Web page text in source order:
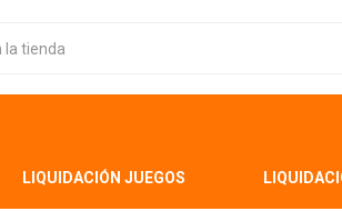
LIQUIDACIÓN JUEGOS